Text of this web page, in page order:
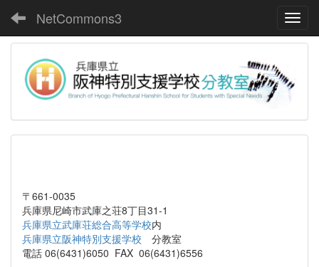
NetCommons3
〒661-0035
兵庫県尼崎市武庫之荘8丁目31-1
兵庫県立武庫荘総合高等学校内
兵庫県立阪神特別支援学校 分教室
電話 06(6431)6050 FAX 06(6431)6556